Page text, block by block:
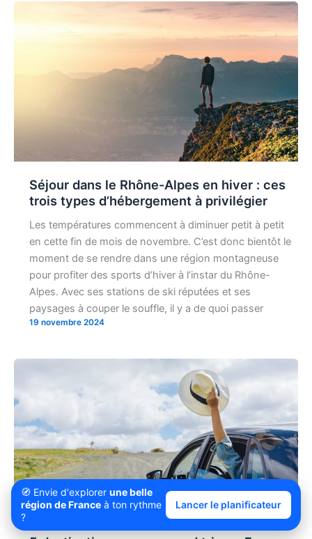
Séjour dans le Rhône-Alpes en hiver : ces
trois types d’hébergement à privilégier
Les températures commencent à diminuer petit à petit
en cette fin de mois de novembre. C’est donc bientôt le
moment de se rendre dans une région montagneuse
pour profiter des sports d’hiver à l’instar du Rhône-
Alpes. Avec ses stations de ski réputées et ses
paysages à couper le souffle, il y a de quoi passer
19 novembre 2024
🧭 Envie d'explorer une belle
région de France à ton rythme
?
Lancer le planificateur